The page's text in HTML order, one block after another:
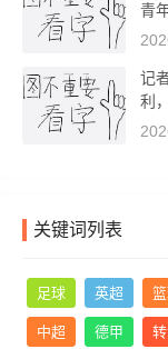
青
记
利
关键词列表
足球 英超
中超 德甲